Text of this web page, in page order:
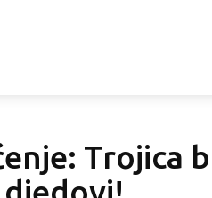
Trojica